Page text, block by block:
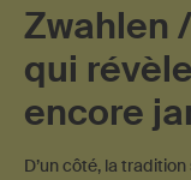
Zwahlen
qui révèle
encore
D’un côté, la